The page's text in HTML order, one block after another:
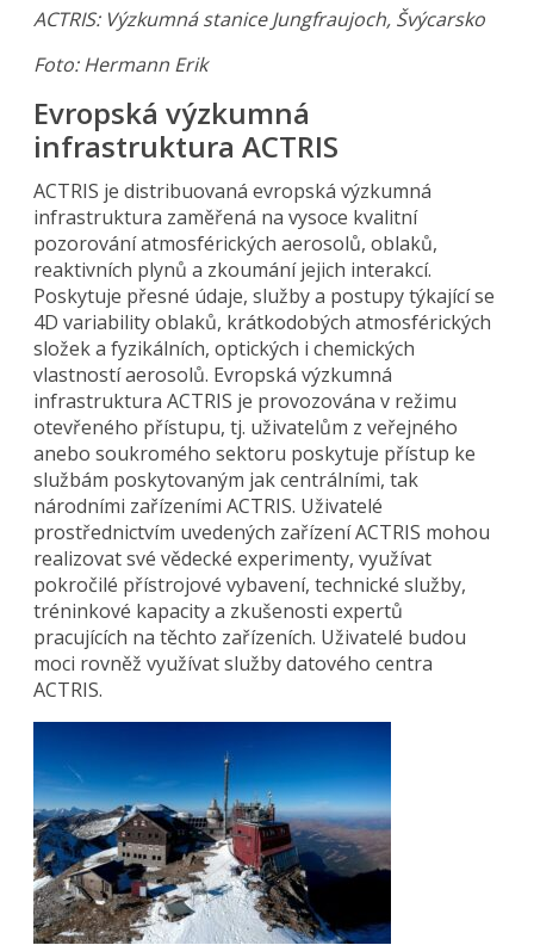
ACTRIS: Výzkumná stanice Jungfraujoch, Švýcarsko
Foto:Hermann Erik
Evropská výzkumná
infrastruktura ACTRIS
ACTRIS je distribuovaná evropská výzkumná
infrastruktura zaměřená na vysoce kvalitní
pozorování atmosférických aerosolů, oblaků,
reaktivních plynů a zkoumání jejich interakcí.
Poskytuje přesné údaje, služby a postupy týkající se
4D variability oblaků, krátkodobých atmosférických
složek a fyzikálních, optických i chemických
vlastností aerosolů. Evropská výzkumná
infrastruktura ACTRIS je provozována v režimu
otevřeného přístupu, tj. uživatelům z veřejného
anebo soukromého sektoru poskytuje přístup ke
službám poskytovaným jak centrálními, tak
národními zařízeními ACTRIS. Uživatelé
prostřednictvím uvedených zařízení ACTRIS mohou
realizovat své vědecké experimenty, využívat
pokročilé přístrojové vybavení, technické služby,
tréninkové kapacity a zkušenosti expertů
pracujících na těchto zařízeních. Uživatelé budou
moci rovněž využívat služby datového centra
ACTRIS.